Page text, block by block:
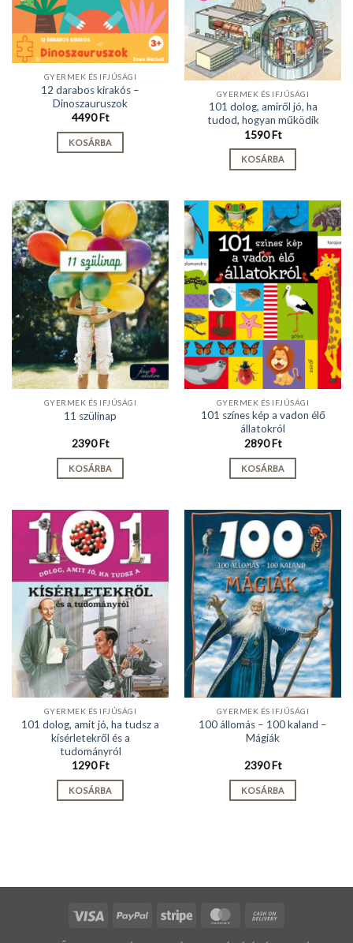
GYERMEK ÉS IFJÚSÁGI
12 darabos kirakós –
Dinoszauruszok
4490Ft
KOSÁRBA
GYERMEK ÉS IFJÚSÁGI
101 dolog, amiről jó, ha
tudod, hogyan működik
1590Ft
KOSÁRBA
GYERMEK ÉS IFJÚSÁGI
11 szülinap
2390Ft
KOSÁRBA
GYERMEK ÉS IFJÚSÁGI
101 színes kép a vadon élő
állatokról
2890Ft
KOSÁRBA
GYERMEK ÉS IFJÚSÁGI
101 dolog, amit jó, ha tudsz a
kísérletekről és a
tudományról
1290Ft
KOSÁRBA
GYERMEK ÉS IFJÚSÁGI
100 állomás – 100 kaland –
Mágiák
2390Ft
KOSÁRBA
Visa PayPal Stripe MasterCard